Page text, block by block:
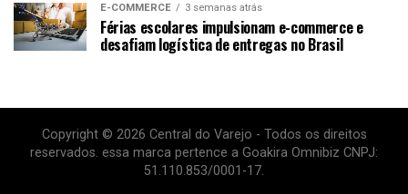
E-COMMERCE 3 semanas atrás
Férias escolares impulsionam e-commerce e
desafiam logística de entregas no Brasil
Copyright © 2026 Central do Varejo - Todos os direitos
reservados. essa marca pertence a Goakira Omnibiz CNPJ:
51.110.853/0001-17.